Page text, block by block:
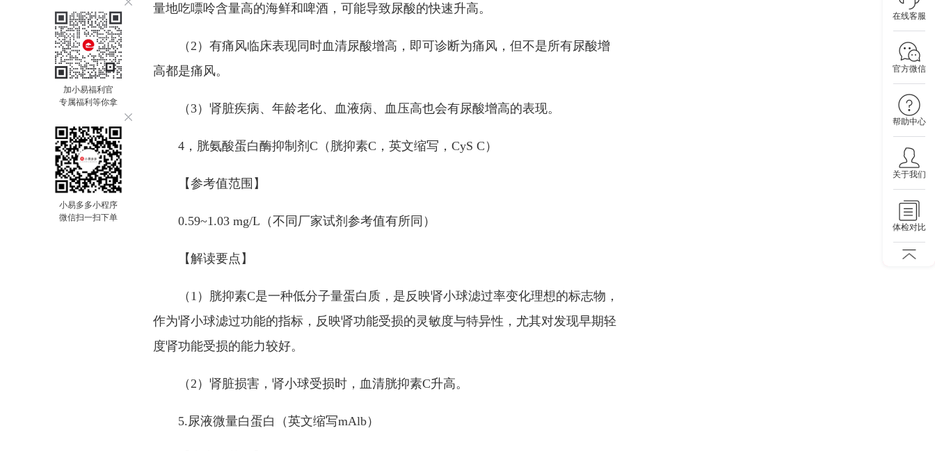
在线客服
官方微信
帮助中心
关于我们
体检对比
加小易福利官
专属福利等你拿
小易多多小程序
微信扫一扫下单
量地吃嘌呤含量高的海鲜和啤酒，可能导致尿酸的快速升高。
（2 ）有痛风临床表现同时血清尿酸增高，即可诊断为痛风，但不是所有尿酸增
高都是痛风。
（3）肾脏疾病、年龄老化、血液病、血压高也会有尿酸增高的表现。
4，胱氨酸蛋白酶抑制剂 C （胱抑素C ，英文缩写， CyS C ）
【参考值范围】
0.59~1.03 mg/L （不同厂家试剂参考值有所同）
【解读要点】
（ 1 ）胱抑素C是一种低分子量蛋白质，是反映肾小球滤过率变化理想的标志物，
作为肾小球滤过功能的指标，反映肾功能受损的灵敏度与特异性，尤其对发现早期轻
度肾功能受损的能力较好。
（2 ）肾脏损害，肾小球受损时，血清胱抑素C升高。
5.尿液微量白蛋白（英文缩写mAlb）